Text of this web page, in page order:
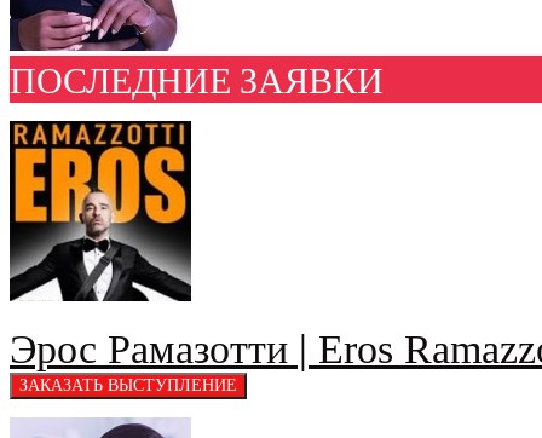
ПОСЛЕДНИЕ ЗАЯВКИ
Эрос Рамазотти | Eros